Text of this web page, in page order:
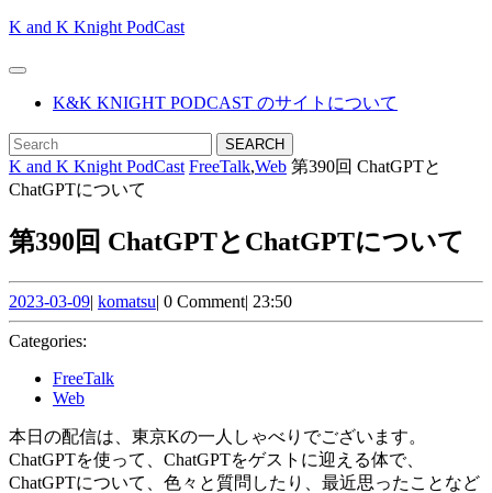
Skip
content
K and K Knight PodCast
Open
ButtonK&K KNIGHT PODCAST のサイトについて
CLOSE
BUTTON
Search
for:
K and K Knight PodCast FreeTalk,Web 第390回 ChatGPTと
ChatGPTについて
第390回 ChatGPTとChatGPTについて
2023-03-092023-
03-
| komatsukomatsu
| 0 Comment| 23:50
Categories:
FreeTalk
Web
本日の配信は、東京Kの一人しゃべりでございます。
ChatGPTを使って、ChatGPTをゲストに迎える体で、
ChatGPTについて、色々と質問したり、最近思ったことなど